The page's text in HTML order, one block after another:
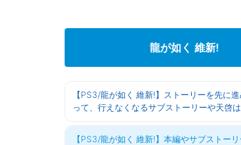
龍が如く 維新!
【PS3/龍が如く 維新!】ストーリーを先に
って、行えなくなるサブストーリーや天啓
【PS3/龍が如く 維新!】本編やサブストー